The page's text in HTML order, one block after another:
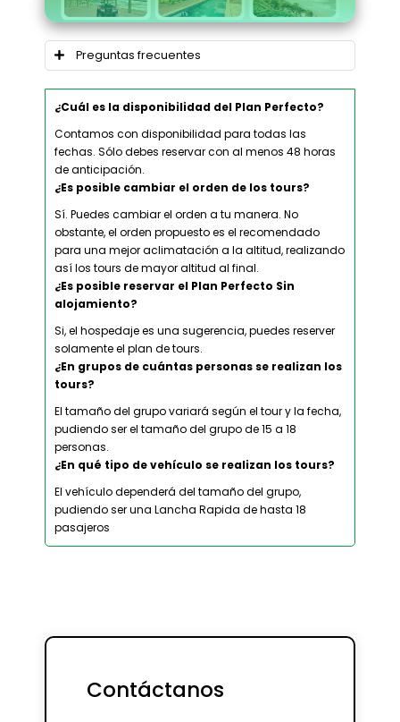
Preguntas frecuentes
¿Cuál es la disponibilidad del Plan Perfecto?
Contamos con disponibilidad para todas las
fechas. Sólo debes reservar con al menos 48 horas
de anticipación.
¿Es posible cambiar el orden de los tours?
Sí. Puedes cambiar el orden a tu manera. No
obstante, el orden propuesto es el recomendado
para una mejor aclimatación a la altitud, realizando
así los tours de mayor altitud al final.
¿Es posible reservar el Plan Perfecto Sin
alojamiento?
Si, el hospedaje es una sugerencia, puedes reserver
solamente el plan de tours.
¿En grupos de cuántas personas se realizan los
tours?
El tamaño del grupo variará según el tour y la fecha,
pudiendo ser el tamaño del grupo de 15 a 18
personas.
¿En qué tipo de vehículo se realizan los tours?
El vehículo dependerá del tamaño del grupo,
pudiendo ser una Lancha Rapida de hasta 18
pasajeros
Contáctanos